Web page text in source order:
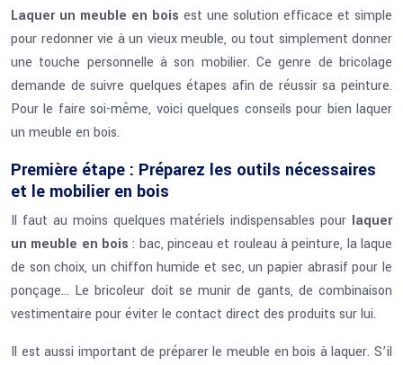
Laquer un meuble en bois est une solution efficace et simple
pour redonner vie à un vieux meuble, ou tout simplement donner
une touche personnelle à son mobilier. Ce genre de bricolage
demande de suivre quelques étapes afin de réussir sa peinture.
Pour le faire soi-même, voici quelques conseils pour bien laquer
un meuble en bois.
Première étape : Préparez les outils nécessaires
et le mobilier en bois
Il faut au moins quelques matériels indispensables pour laquer
un meuble en bois : bac, pinceau et rouleau à peinture, la laque
de son choix, un chiffon humide et sec, un papier abrasif pour le
ponçage… Le bricoleur doit se munir de gants, de combinaison
vestimentaire pour éviter le contact direct des produits sur lui.
Il est aussi important de préparer le meuble en bois à laquer. S’il